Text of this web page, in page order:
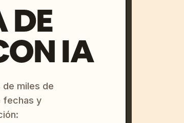
DE
IA
de miles de
fechas y